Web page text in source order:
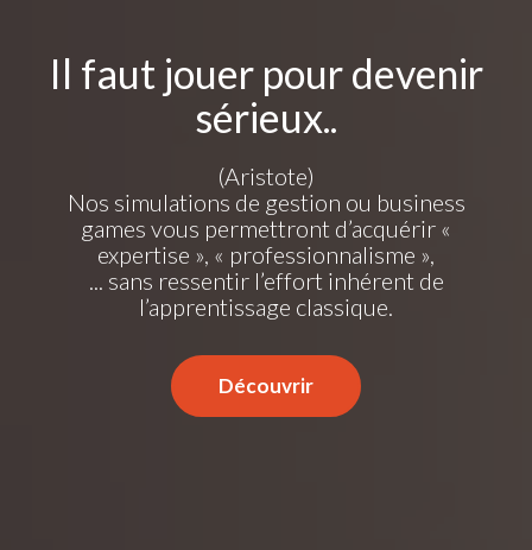
Il faut jouer pour devenir
sérieux..
(Aristote)
Nos simulations de gestion ou business
games vous permettront d’acquérir «
expertise », « professionnalisme »,
... sans ressentir l’effort inhérent de
l’apprentissage classique.
Découvrir